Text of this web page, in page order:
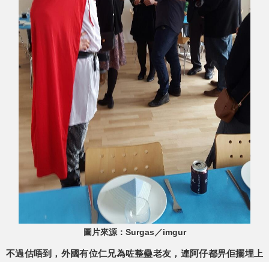
圖片來源：Surgas／imgur
不過估唔到，外國有位仁兄為咗整蠱老友，連阿仔都畀佢擺埋上